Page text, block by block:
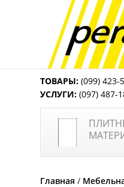
ТОВАРЫ: (099) 423-
УСЛУГИ: (097) 487-
Главная /